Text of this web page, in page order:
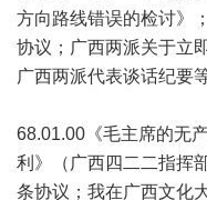
方向路线错误的检讨》
协议；广西两派关于立
广西两派代表谈话纪要等
68.01.00《毛主席的无
利》（广西四二二指挥
条协议；我在广西文化